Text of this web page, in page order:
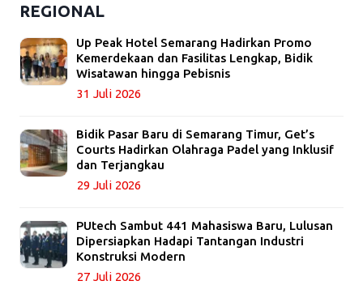
REGIONAL
Up Peak Hotel Semarang Hadirkan Promo
Kemerdekaan dan Fasilitas Lengkap, Bidik
Wisatawan hingga Pebisnis
31 Juli 2026
Bidik Pasar Baru di Semarang Timur, Get’s
Courts Hadirkan Olahraga Padel yang Inklusif
dan Terjangkau
29 Juli 2026
PUtech Sambut 441 Mahasiswa Baru, Lulusan
Dipersiapkan Hadapi Tantangan Industri
Konstruksi Modern
27 Juli 2026